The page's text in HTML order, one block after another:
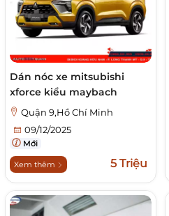
Dán nóc xe mitsubishi
xforce kiểu maybach
Quận 9,Hồ Chí Minh
09/12/2025
Mới
Xem thêm 5 Triệu